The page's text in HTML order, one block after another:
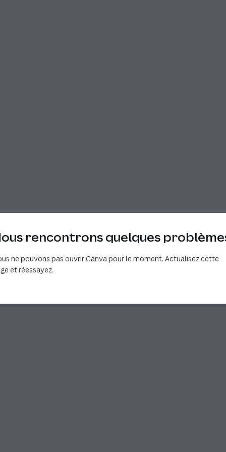
rencontrons quelques
ne pouvons pas ouvrir Canva pour le moment. Actualisez cette
et réessayez.